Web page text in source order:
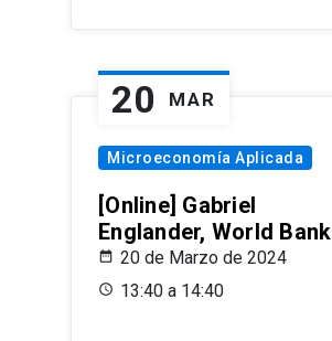
20 MAR
Microeconomía Aplicada
[Online] Gabriel
Englander, World Bank
20 de Marzo de 2024
13:40 a 14:40